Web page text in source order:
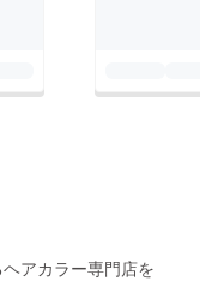
アカラー専門店を